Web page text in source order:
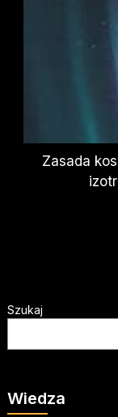
Zasada
Szukaj
Wiedza